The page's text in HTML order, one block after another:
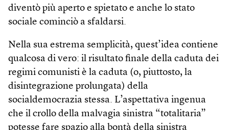
diventò più aperto e spietato e anche lo stato
sociale cominciò a sfaldarsi.
Nella sua estrema semplicità, quest’idea contiene
qualcosa di vero: il risultato finale della caduta dei
regimi comunisti è la caduta (o, piuttosto, la
disintegrazione prolungata) della
socialdemocrazia stessa. L’aspettativa ingenua
che il crollo della malvagia sinistra “totalitaria”
potesse fare spazio alla bontà della sinistra